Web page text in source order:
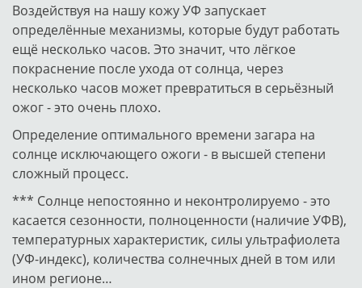
Воздействуя на нашу кожу УФ запускает
определённые механизмы, которые будут работать
ещё несколько часов. Это значит, что лёгкое
покраснение после ухода от солнца, через
несколько часов может превратиться в серьёзный
ожог - это очень плохо.
Определение оптимального времени загара на
солнце исключающего ожоги - в высшей степени
сложный процесс.
*** Солнце непостоянно и неконтролируемо - это
касается сезонности, полноценности (наличие УФВ),
температурных характеристик, силы ультрафиолета
(УФ-индекс), количества солнечных дней в том или
ином регионе…